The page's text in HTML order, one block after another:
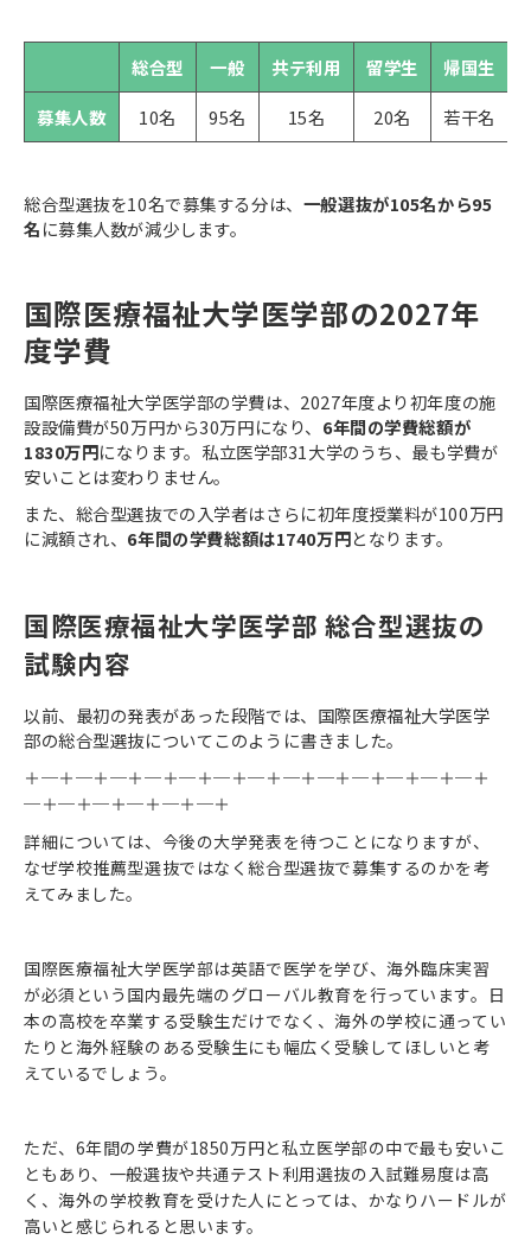
総合型 一般 共テ利用 留学生 帰国生
募集人数
10名 95名 15名 20名 若干名
総合型選抜を10名で募集する分は、 一般選抜が105名から95
名に募集人数が減少します。
国際医療福祉大学医学部の2027年
度学費
国際医療福祉大学医学部の学費は、2027年度より初年度の施
設設備費が50万円から30万円になり、 6年間の学費総額が
1830万円になります。私立医学部31大学のうち、最も学費が
安いことは変わりません。
また、総合型選抜での入学者はさらに初年度授業料が100万円
に減額され、 6年間の学費総額は1740万円となります。
国際医療福祉大学医学部 総合型選抜の
試験内容
以前、最初の発表があった段階では、国際医療福祉大学医学
部の総合型選抜についてこのように書きました。
＋─＋─＋─＋─＋─＋─＋─＋─＋─＋─＋─＋─＋─＋
─＋─＋─＋─＋─＋─＋
詳細については、今後の大学発表を待つことになりますが、
なぜ学校推薦型選抜ではなく総合型選抜で募集するのかを考
えてみました。
国際医療福祉大学医学部は英語で医学を学び、海外臨床実習
が必須という国内最先端のグローバル教育を行っています。日
本の高校を卒業する受験生だけでなく、海外の学校に通ってい
たりと海外経験のある受験生にも幅広く受験してほしいと考
えているでしょう。
ただ、6年間の学費が1850万円と私立医学部の中で最も安いこ
ともあり、一般選抜や共通テスト利用選抜の入試難易度は高
く、海外の学校教育を受けた人にとっては、かなりハードルが
高いと感じられると思います。